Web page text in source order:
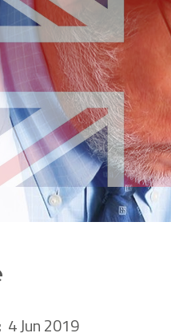
4 Jun 2019